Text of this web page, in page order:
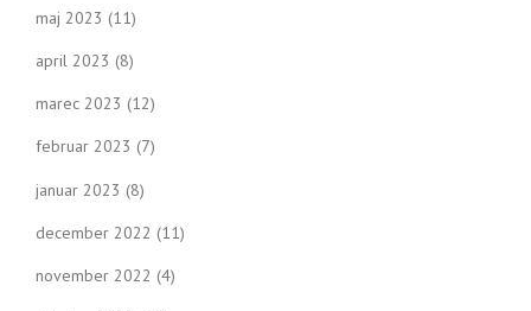
maj 2023 (11)
april 2023 (8)
marec 2023 (12)
februar 2023 (7)
januar 2023 (8)
december 2022 (11)
november 2022 (4)